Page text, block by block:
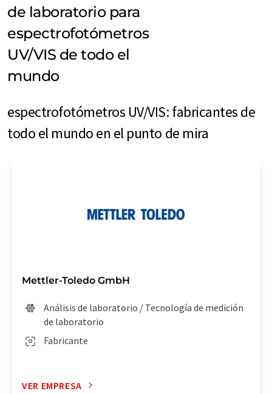
de laboratorio para
espectrofotómetros
UV/VIS de todo el
mundo
espectrofotómetros UV/VIS: fabricantes de
todo el mundo en el punto de mira
Mettler-Toledo GmbH
Análisis de laboratorio / Tecnología de medición
de laboratorio
Fabricante
VER EMPRESA